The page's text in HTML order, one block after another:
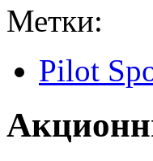
Метки:
Pilot